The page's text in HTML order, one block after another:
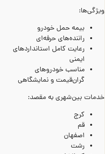
ویژگی‌ها:
بیمه حمل خودرو
راننده‌های حرفه‌ای
رعایت کامل استانداردهای
ایمنی
مناسب خودروهای
گران‌قیمت و نمایشگاهی
خدمات بین‌شهری به مقصد:
کرج
قم
اصفهان
رشت